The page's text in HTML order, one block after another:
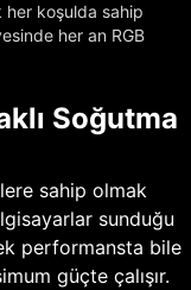
her koşulda sahip
her an RGB
Soğutma
sahip olmak
sunduğu
performansta bile
güçte çalışır.